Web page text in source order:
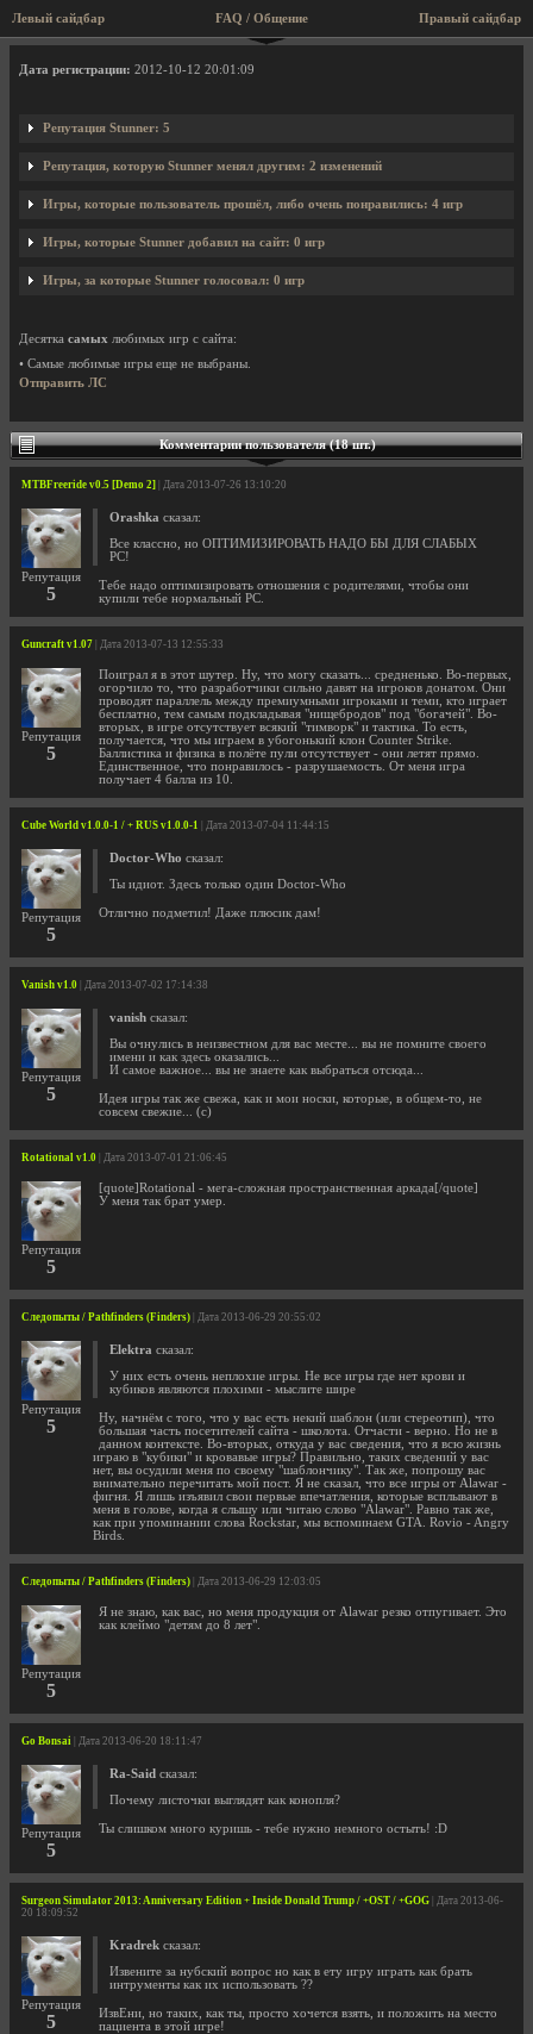
Левый сайдбар Правый сайдбар
FAQ / Общение
Профиль пользователя Stunner
Дата регистрации: 2012-10-12 20:01:09
Репутация Stunner: 5
Репутация, которую Stunner менял другим: 2 изменений
Игры, которые пользователь прошёл, либо очень понравились: 4 игр
Игры, которые Stunner добавил на сайт: 0 игр
Игры, за которые Stunner голосовал: 0 игр
Десятка самых любимых игр с сайта:
• Самые любимые игры еще не выбраны.
Отправить ЛС
Комментарии пользователя (18 шт.)
MTBFreeride v0.5 [Demo 2] | Дата 2013-07-26 13:10:20
Репутация
5
Orashka сказал:
Все классно, но ОПТИМИЗИРОВАТЬ НАДО БЫ ДЛЯ СЛАБЫХ
PC!
Тебе надо оптимизировать отношения с родителями, чтобы они
купили тебе нормальный PC.
Guncraft v1.07 | Дата 2013-07-13 12:55:33
Репутация
5
Поиграл я в этот шутер. Ну, что могу сказать... средненько. Во-первых,
огорчило то, что разработчики сильно давят на игроков донатом. Они
проводят параллель между премиумными игроками и теми, кто играет
бесплатно, тем самым подкладывая "нищебродов" под "богачей". Во-
вторых, в игре отсутствует всякий "тимворк" и тактика. То есть,
получается, что мы играем в убогонький клон Counter Strike.
Баллистика и физика в полёте пули отсутствует - они летят прямо.
Единственное, что понравилось - разрушаемость. От меня игра
получает 4 балла из 10.
Cube World v1.0.0-1 / + RUS v1.0.0-1 | Дата 2013-07-04 11:44:15
Репутация
5
Doctor-Who сказал:
Ты идиот. Здесь только один Doctor-Who
Отлично подметил! Даже плюсик дам!
Vanish v1.0 | Дата 2013-07-02 17:14:38
Репутация
5
vanish сказал:
Вы очнулись в неизвестном для вас месте... вы не помните своего
имени и как здесь оказались...
И самое важное... вы не знаете как выбраться отсюда...
Идея игры так же свежа, как и мои носки, которые, в общем-то, не
совсем свежие... (с)
Rotational v1.0 | Дата 2013-07-01 21:06:45
Репутация
5
[quote]Rotational - мега-сложная пространственная аркада[/quote]
У меня так брат умер.
Следопыты / Pathfinders (Finders) | Дата 2013-06-29 20:55:02
Репутация
5
Elektra сказал:
У них есть очень неплохие игры. Не все игры где нет крови и
кубиков являются плохими - мыслите шире
Ну, начнём с того, что у вас есть некий шаблон (или стереотип), что
большая часть посетителей сайта - школота. Отчасти - верно. Но не в
данном контексте. Во-вторых, откуда у вас сведения, что я всю жизнь
играю в "кубики" и кровавые игры? Правильно, таких сведений у вас
нет, вы осудили меня по своему "шаблончику". Так же, попрошу вас
внимательно перечитать мой пост. Я не сказал, что все игры от Alawar -
фигня. Я лишь изъявил свои первые впечатления, которые всплывают в
меня в голове, когда я слышу или читаю слово "Alawar". Равно так же,
как при упоминании слова Rockstar, мы вспоминаем GTA. Rovio - Angry
Birds.
Следопыты / Pathfinders (Finders) | Дата 2013-06-29 12:03:05
Репутация
5
Я не знаю, как вас, но меня продукция от Alawar резко отпугивает. Это
как клеймо "детям до 8 лет".
Go Bonsai | Дата 2013-06-20 18:11:47
Репутация
5
Ra-Said сказал:
Почему листочки выглядят как конопля?
Ты слишком много куришь - тебе нужно немного остыть! :D
Surgeon Simulator 2013: Anniversary Edition + Inside Donald Trump / +OST / +GOG | Дата 2013-06-
20 18:09:52
Репутация
5
Kradrek сказал:
Извените за нубский вопрос но как в ету игру играть как брать
интрументы как их использовать ??
ИзвЕни, но таких, как ты, просто хочется взять, и положить на место
пациента в этой игре!